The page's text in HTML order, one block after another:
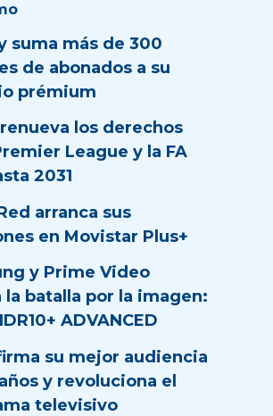
suma más de 300
de abonados a su
prémium
los derechos
League y la FA
2031
arranca sus
en Movistar Plus+
y Prime Video
la batalla por la imagen:
ADVANCED
su mejor audiencia
y revoluciona el
televisivo